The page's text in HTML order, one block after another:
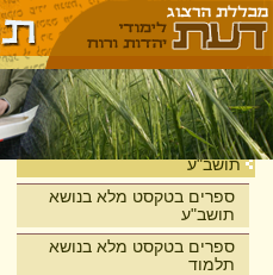
בית
תושב"ע
ספרים בטקסט מלא בנושא
תושב"ע
ספרים בטקסט מלא בנושא
תלמוד